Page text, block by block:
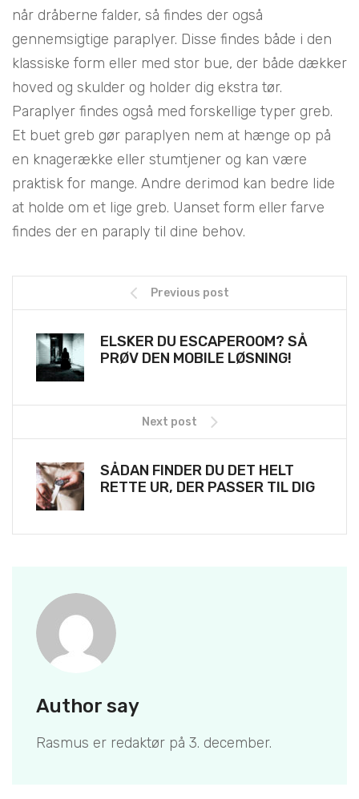
når dråberne falder, så findes der også
gennemsigtige paraplyer. Disse findes både i den
klassiske form eller med stor bue, der både dækker
hoved og skulder og holder dig ekstra tør.
Paraplyer findes også med forskellige typer greb.
Et buet greb gør paraplyen nem at hænge op på
en knagerække eller stumtjener og kan være
praktisk for mange. Andre derimod kan bedre lide
at holde om et lige greb. Uanset form eller farve
findes der en paraply til dine behov.
Previous post
ELSKER DU ESCAPEROOM? SÅ
PRØV DEN MOBILE LØSNING!
Next post
SÅDAN FINDER DU DET HELT
RETTE UR, DER PASSER TIL DIG
Author say
Rasmus er redaktør på 3. december.